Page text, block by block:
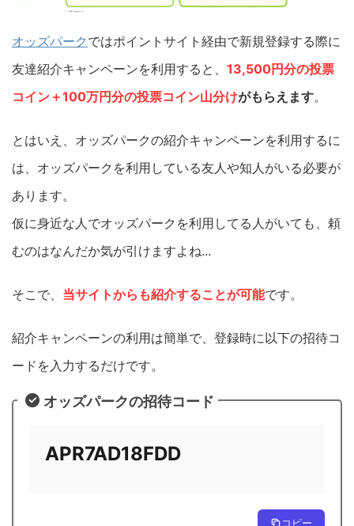
オッズパーク ではポイントサイト経由で新規登録する際に
友達紹介キャンペーンを利用すると、 13,500円分の投票
コイン＋100万円分の投票コイン山分けがもらえます。
とはいえ、オッズパークの紹介キャンペーンを利用するに
は、オッズパークを利用している友人や知人がいる必要が
あります。
仮に身近な人でオッズパークを利用してる人がいても、頼
むのはなんだか気が引けますよね...
そこで、 当サイトからも紹介することが可能です。
紹介キャンペーンの利用は簡単で、登録時に以下の招待コ
ードを入力するだけです。
オッズパークの招待コード
APR7AD18FDD
コピー